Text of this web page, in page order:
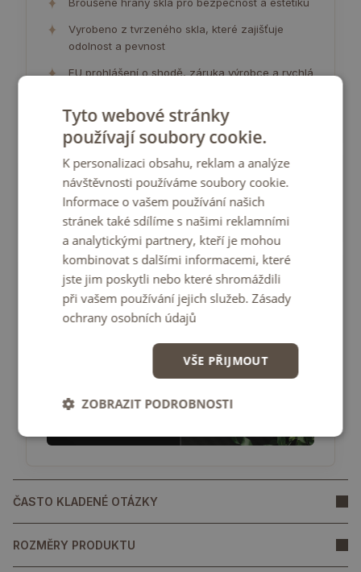
✦
Vyrobeno z tvrzeného skla, které zajišťuje
odolnost a pevnost
✦
EU prohlášení o shodě, záruka výrobce a rychlá
Zrcadlo vyrobené v Polsku
Zadní strana zrcadla (ochranná fólie) se může barevně
lišit od vyobrazení v nabídce.To nemá vliv na kvalitu
výrobku ani to není důvodem k reklamaci.
NÁVODY K MONTÁŽI
ČASTO KLADENÉ OTÁZKY
ROZMĚRY PRODUKTU
Tyto webové stránky
používají soubory cookie.
K personalizaci obsahu, reklam a analýze
návštěvnosti používáme soubory cookie.
Informace o vašem používání našich
stránek také sdílíme s našimi reklamními
a analytickými partnery, kteří je mohou
kombinovat s dalšími informacemi, které
jste jim poskytli nebo které shromáždili
při vašem používání jejich služeb.Zásady
ochrany osobních údajů
VŠE PŘIJMOUT
ZOBRAZIT PODROBNOSTI